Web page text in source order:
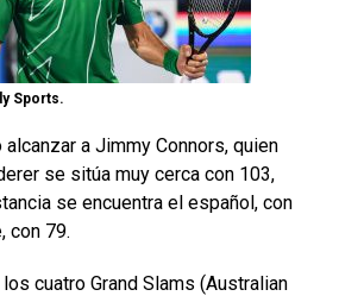
Sports.
a Jimmy Connors, quien
se sitúa muy cerca con 103,
se encuentra el español, con
con 79.
cuatro Grand Slams (Australian